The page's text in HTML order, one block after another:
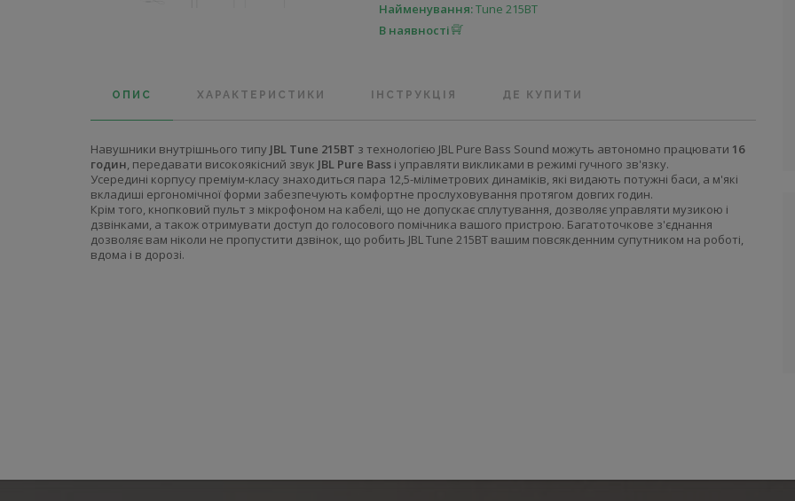
Найменування:Tune 215BT
В наявності
ОПИС ХАРАКТЕРИСТИКИ ІНСТРУКЦІЯ ДЕ КУПИТИ
Навушники внутрішнього типу JBL Tune 215BT з технологією JBL Pure Bass Sound можуть автономно працювати 16
годин, передавати високоякісний звук JBL Pure Bass і управляти викликами в режимі гучного зв'язку.
Усередині корпусу преміум-класу знаходиться пара 12,5-міліметрових динаміків, які видають потужні баси, а м'які
вкладиші ергономічної форми забезпечують комфортне прослуховування протягом довгих годин.
Крім того, кнопковий пульт з мікрофоном на кабелі, що не допускає сплутування, дозволяє управляти музикою і
дзвінками, а також отримувати доступ до голосового помічника вашого пристрою. Багатоточкове з'єднання
дозволяє вам ніколи не пропустити дзвінок, що робить JBL Tune 215BT вашим повсякденним супутником на роботі,
вдома і в дорозі.